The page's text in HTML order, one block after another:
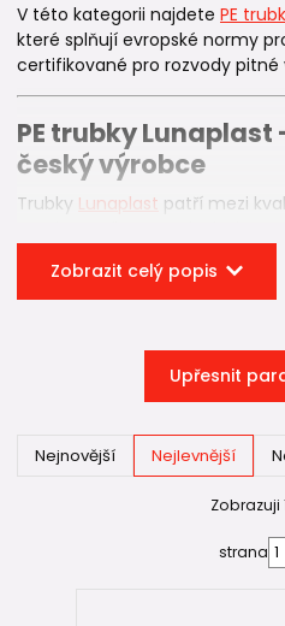
V této kategorii najdete PE
které splňují evropské normy
certifikované pro rozvody pitné
PE trubky Lunaplast
český výrobce
Trubky Lunaplast patří mezi
Použití kvalitního potrubí je
Tlaková řada PN16
PE trubkyjsou v
umožňuje provozní tlak až 16
✔ větší bezpečnostní rezerva
Zobrazit celý popis
Upřesnit
Nejnovější Nejlevnější
Zobrazuji
strana